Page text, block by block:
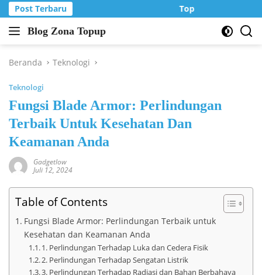
Langsung
ke
konten
Post Terbaru Top Up Murah di
Blog Zona Topup
Tips
Trik
game
online
Beranda Teknologi
Teknologi
Fungsi Blade Armor: Perlindungan
Terbaik Untuk Kesehatan Dan
Keamanan Anda
Gadgetlow
Juli 12, 2024
Table of Contents
Fungsi Blade Armor: Perlindungan Terbaik untuk
Kesehatan dan Keamanan Anda
1. Perlindungan Terhadap Luka dan Cedera Fisik
2. Perlindungan Terhadap Sengatan Listrik
3. Perlindungan Terhadap Radiasi dan Bahan Berbahaya